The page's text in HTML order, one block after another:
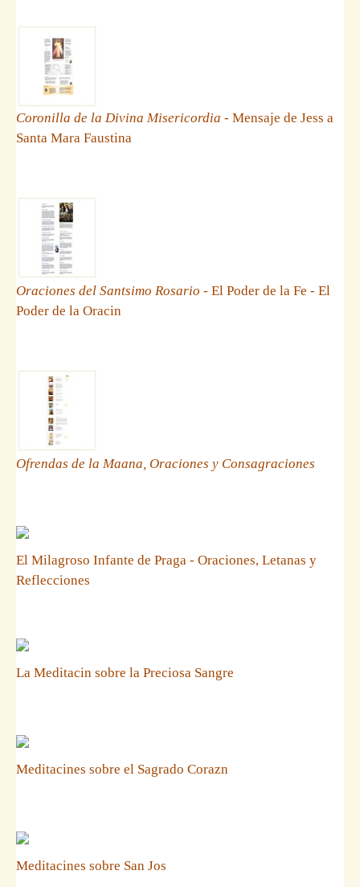
Coronilla de la Divina Misericordia - Mensaje de Jess a
Santa Mara Faustina
Oraciones del Santsimo Rosario - El Poder de la Fe - El
Poder de la Oracin
Ofrendas de la Maana, Oraciones y Consagraciones
El Milagroso Infante de Praga - Oraciones, Letanas y
Reflecciones
La Meditacin sobre la Preciosa Sangre
Meditacines sobre el Sagrado Corazn
Meditacines sobre San Jos